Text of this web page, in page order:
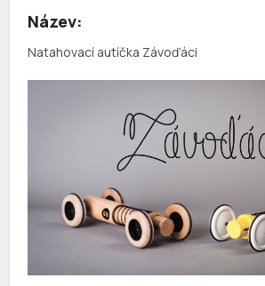
Název:
Natahovací autíčka Závoďáci